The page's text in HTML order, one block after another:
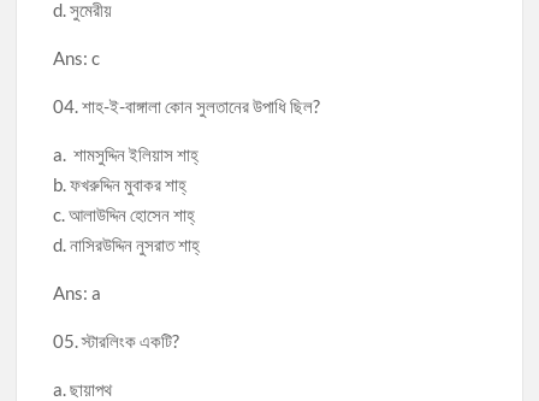
d. সুমেরীয়
Ans: c
04. শাহ-ই-বাঙ্গালা কোন সুলতানের উপাধি ছিল?
a. শামসুদ্দিন ইলিয়াস শাহ্
b. ফখরুদ্দিন মুবাকর শাহ্
c. আলাউদ্দিন হোসেন শাহ্
d. নাসিরউদ্দিন নুসরাত শাহ্
Ans: a
05. স্টারলিংক একটি?
a. ছায়াপথ